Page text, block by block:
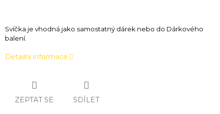
Svíčka je vhodná jako samostatný dárek nebo do Dárkového
balení.
Detailní informace
ZEPTAT SE SDÍLET